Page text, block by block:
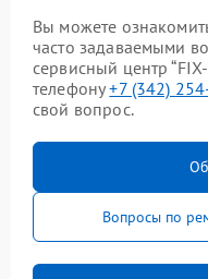
Вы можете
часто задаваемыми
сервисный центр
телефону+7 (342)
свой вопрос.
Вопросы по